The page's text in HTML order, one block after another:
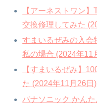
【アーネストワン
交換修理してみた
すまいるぜみの入会
私の場合 (2024年11
【すまいるぜみ】
た (2024年11月26日)
パナソニック かん